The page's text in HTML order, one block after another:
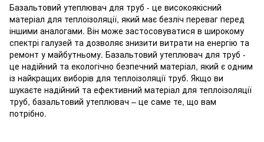
Базальтовий утеплювач для труб - це високоякісний
матеріал для теплоізоляції, який має безліч переваг перед
іншими аналогами. Він може застосовуватися в широкому
спектрі галузей та дозволяє знизити витрати на енергію та
ремонт у майбутньому. Базальтовий утеплювач для труб -
це надійний та екологічно безпечний матеріал, який є одним
із найкращих виборів для теплоізоляції труб. Якщо ви
шукаєте надійний та ефективний матеріал для теплоізоляції
труб, базальтовий утеплювач – це саме те, що вам
потрібно.